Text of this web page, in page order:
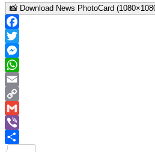
📸 Download News PhotoCard
Facebook
Twitter
Messenger
WhatsApp
Email
Copy
Link
Gmail
Viber